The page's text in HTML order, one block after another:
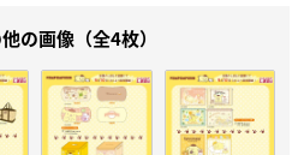
の画像（全4枚）